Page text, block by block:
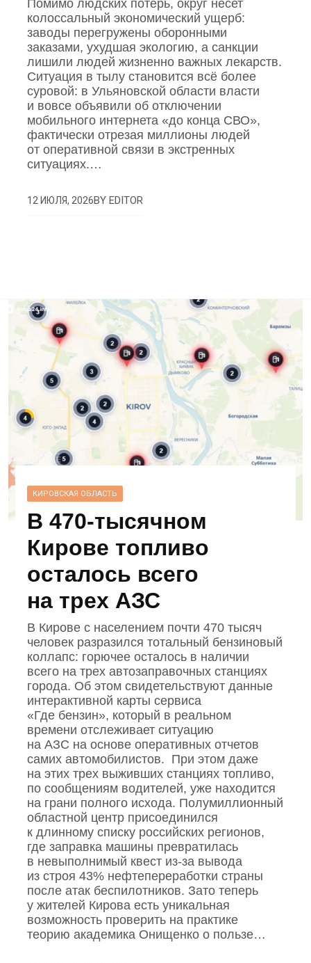
Помимо людских потерь, округ несет
колоссальный экономический ущерб:
заводы перегружены оборонными
заказами, ухудшая экологию, а санкции
лишили людей жизненно важных лекарств.
Ситуация в тылу становится всё более
суровой: в Ульяновской области власти
и вовсе объявили об отключении
мобильного интернета «до конца СВО»,
фактически отрезая миллионы людей
от оперативной связи в экстренных
ситуациях.…
12 ИЮЛЯ, 2026BYEDITOR
КИРОВСКАЯ ОБЛАСТЬ
В 470‑тысячном
Кирове топливо
осталось всего
на трех АЗС
В Кирове с населением почти 470 тысяч
человек разразился тотальный бензиновый
коллапс: горючее осталось в наличии
всего на трех автозаправочных станциях
города. Об этом свидетельствуют данные
интерактивной карты сервиса
«Где бензин», который в реальном
времени отслеживает ситуацию
на АЗС на основе оперативных отчетов
самих автомобилистов. При этом даже
на этих трех выживших станциях топливо,
по сообщениям водителей, уже находится
на грани полного исхода. Полумиллионный
областной центр присоединился
к длинному списку российских регионов,
где заправка машины превратилась
в невыполнимый квест из‑за вывода
из строя 43% нефтепереработки страны
после атак беспилотников. Зато теперь
у жителей Кирова есть уникальная
возможность проверить на практике
теорию академика Онищенко о пользе…